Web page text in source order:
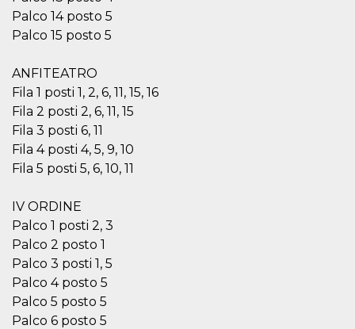
Palco 14 posto 5
Palco 15 posto 5
ANFITEATRO
Fila 1 posti 1, 2, 6, 11, 15, 16
Fila 2 posti 2, 6, 11, 15
Fila 3 posti 6, 11
Fila 4 posti 4, 5, 9, 10
Fila 5 posti 5, 6, 10, 11
IV ORDINE
Palco 1 posti 2, 3
Palco 2 posto 1
Palco 3 posti 1, 5
Palco 4 posto 5
Palco 5 posto 5
Palco 6 posto 5